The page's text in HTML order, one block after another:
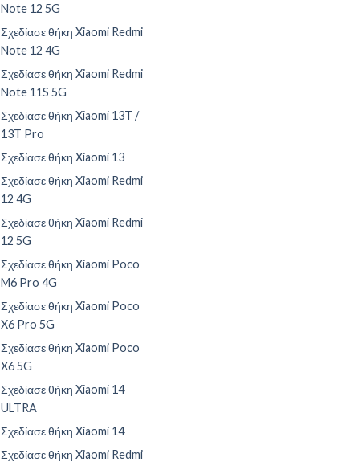
Note 12 5G
Σχεδίασε θήκη Xiaomi Redmi
Note 12 4G
Σχεδίασε θήκη Xiaomi Redmi
Note 11S 5G
Σχεδίασε θήκη Xiaomi 13T /
13T Pro
Σχεδίασε θήκη Xiaomi 13
Σχεδίασε θήκη Xiaomi Redmi
12 4G
Σχεδίασε θήκη Xiaomi Redmi
12 5G
Σχεδίασε θήκη Xiaomi Poco
M6 Pro 4G
Σχεδίασε θήκη Xiaomi Poco
X6 Pro 5G
Σχεδίασε θήκη Xiaomi Poco
X6 5G
Σχεδίασε θήκη Xiaomi 14
ULTRA
Σχεδίασε θήκη Xiaomi 14
Σχεδίασε θήκη Xiaomi Redmi